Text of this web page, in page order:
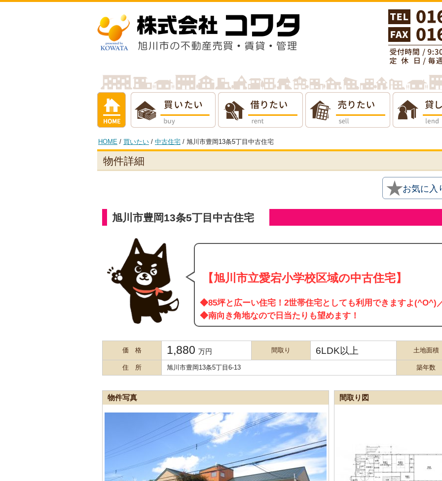
会社概要
HOME / 買いたい / 中古住宅 / 旭川市豊岡13条5丁目中古住宅
物件詳細
★お気に入
旭川市豊岡13条5丁目中古住宅
【旭川市立愛宕小学校区域の中古住宅】
◆85坪と広ーい住宅！2世帯住宅としても利用できますよ(^O^)
◆南向き角地なので日当たりも望めます！
価 格 1,880 万円 間取り 6LDK以上 土地面積
住 所 旭川市豊岡13条5丁目6-13 築年数
物件写真 間取り図